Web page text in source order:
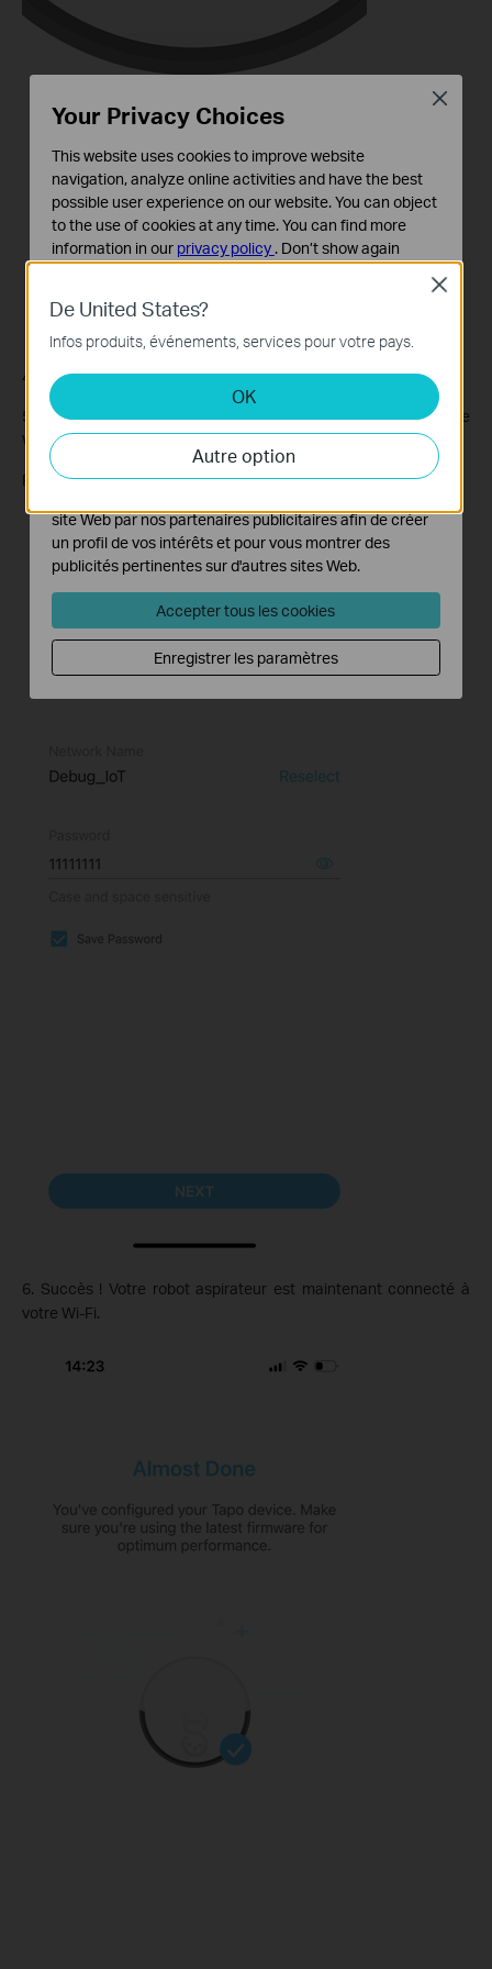
4. Connectez votre téléphone à votre robot aspirateur.
5. Sélectionnez votre Wi-Fi domestique et entrez le mot de passe
Wi-Fi.
Remarque : seul le Wi-Fi 2,4 GHz est pris en charge.
6. Succès ! Votre robot aspirateur est maintenant connecté à
votre Wi-Fi.
De United States?
Infos produits, événements, services pour votre pays.
OK
Autre option
Close
Your Privacy Choices
This website uses cookies to improve website
navigation, analyze online activities and have the best
possible user experience on our website. You can object
to the use of cookies at any time. You can find more
information in our privacy policy . Don’t show again
Ces cookies sont nécessaires au fonctionnement du
site Web et ne peuvent pas être désactivés dans vos
systèmes.
Cookies d'analyse et marketing
Les cookies d'analyse nous permettent d'analyser vos
activités sur notre site Web pour améliorer et ajuster les
fonctionnalités de notre site Web.
site Web par nos partenaires publicitaires afin de créer
un profil de vos intérêts et pour vous montrer des
publicités pertinentes sur d'autres sites Web.
Accepter tous les cookies
Enregistrer les paramètres
Close